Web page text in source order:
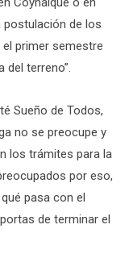
postulación de los
primer semestre
terreno”.
Sueño de Todos,
no se preocupe y
los trámites para la
por eso,
pasa con el
de terminar el